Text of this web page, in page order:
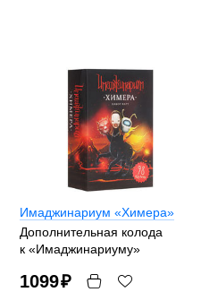
Имаджинариум «Химера»
Дополнительная колода
к «Имаджинариуму»
1099₽